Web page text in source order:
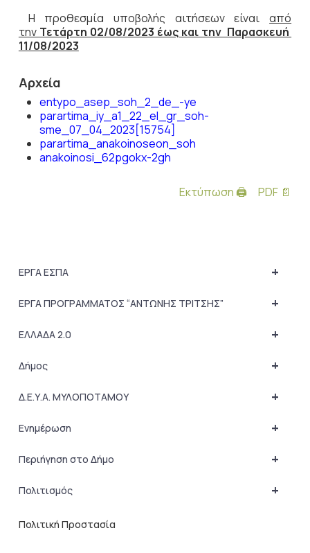
Η προθεσμία υποβολής αιτήσεων είναιαπό
την Τετάρτη 02/08/2023 έως και την Παρασκευή
11/08/2023
Αρχεία
entypo_asep_soh_2_de_-ye
parartima_iy_a1_22_el_gr_soh-
sme_07_04_2023[15754]
parartima_anakoinoseon_soh
anakoinosi_62pgokx-2gh
Εκτύπωση 🖨 PDF 📄
+
ΕΡΓΑ ΕΣΠΑ
+
ΕΡΓΑ ΠΡΟΓΡΑΜΜΑΤΟΣ “ΑΝΤΩΝΗΣ ΤΡΙΤΣΗΣ”
+
ΕΛΛΑΔΑ 2.0
+
Δήμος
+
Δ.Ε.Υ.Α. ΜΥΛΟΠΟΤΑΜΟΥ
+
Ενημέρωση
+
Περιήγηση στο Δήμο
+
Πολιτισμός
Πολιτική Προστασία